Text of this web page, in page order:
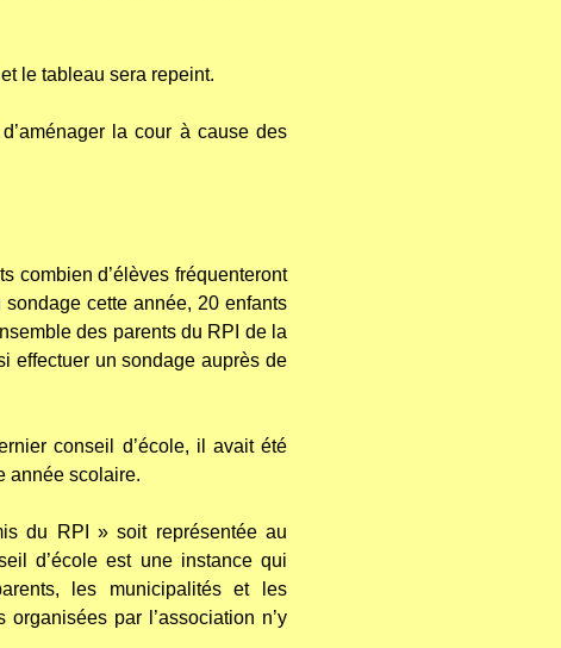
le tableau sera repeint.
la cour à cause des
combien d’élèves fréquenteront
cette année, 20 enfants
des parents du RPI de la
effectuer un sondage auprès de
conseil d’école, il avait été
année scolaire.
du RPI » soit représentée au
d’école est une instance qui
les municipalités et les
par l’association n’y